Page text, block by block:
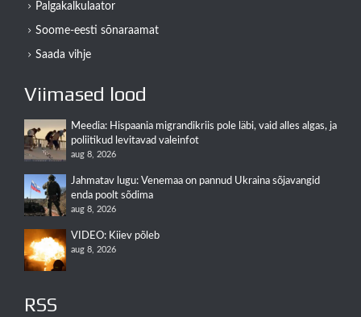
Palgakalkulaator
Soome-eesti sõnaraamat
Saada vihje
Viimased lood
Meedia: Hispaania migrandikriis pole läbi, vaid alles algas, ja
poliitikud levitavad valeinfot
aug 8, 2026
Jahmatav lugu: Venemaa on pannud Ukraina sõjavangid
enda poolt sõdima
aug 8, 2026
VIDEO: Kiiev põleb
aug 8, 2026
RSS